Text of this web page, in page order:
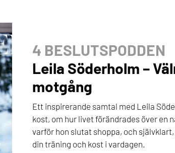
4 BESLUTSPODDEN
Leila Söderholm –
motgång
Ett inspirerande samtal med Leila
kost, om hur livet förändrades över en
varför hon slutat shoppa, och
din träning och kost i vardagen.